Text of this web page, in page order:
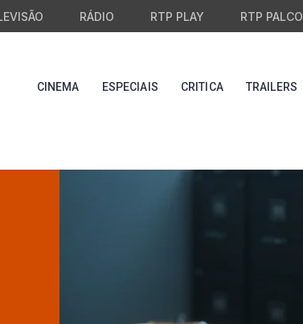
RÁDIO RTP PLAY RTP PALCO
CINEMA ESPECIAIS CRITICA TRAILERS